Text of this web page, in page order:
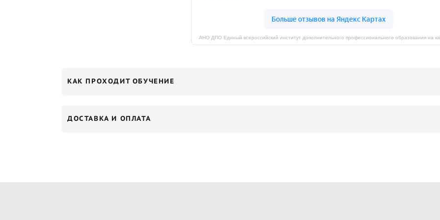
КАК ПРОХОДИТ ОБУЧЕНИЕ
ДОСТАВКА И ОПЛАТА